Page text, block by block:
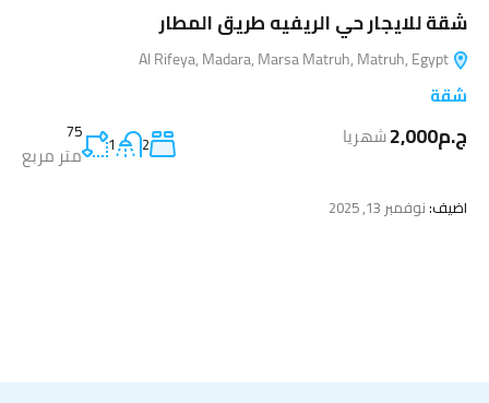
شقة للايجار حي الريفيه طريق المطار
شقة
ج.م2,000 شهريا 2
1
75
متر مربع
اضيف:نوفمبر 13, 2025